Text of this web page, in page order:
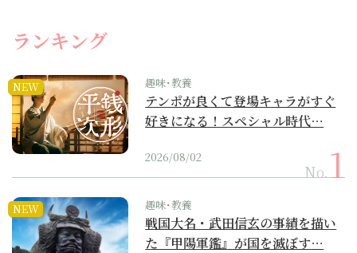
ランキング
NEW 趣味･教養
テンポが良くて登場キャラがすぐ
好きになる！スペシャル時代…
2026/08/02
No.
NEW 趣味･教養
戦国大名・武田信玄の事績を描い
た『甲陽軍鑑』が国を滅ぼす…